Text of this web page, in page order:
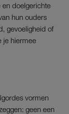
en doelgerichte
hun ouders
gevoeligheid of
je hiermee
vormen
geen een